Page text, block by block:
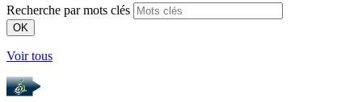
Recherche par mots clés
OK
Voir tous